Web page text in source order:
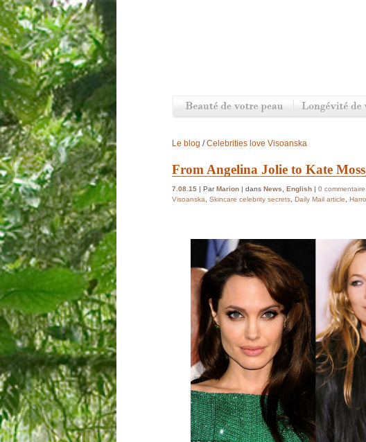
Le blog /Celebrities love Visoanska
From Angelina Jolie to Kate
7.08.15 | ParMarion | dans News, English | 0 commentaire
Visoanska, Skincare celebrity secrets, Daily Mail article,